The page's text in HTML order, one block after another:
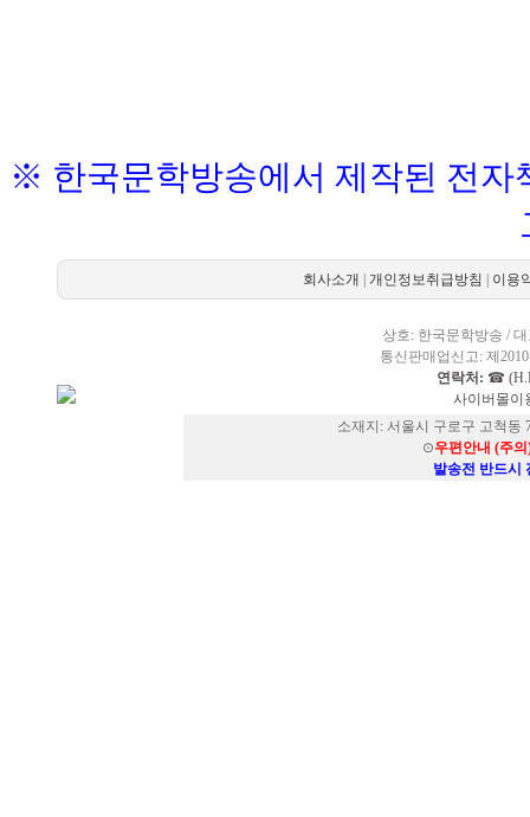
※ 한국문학방송에서 제작된 전자
회사소개 개인정보취급방침 이용
상호: 한국문학방송 /
통신판매업신고: 제
연락처: ☎
사이버몰이
소재지: 서울시 구로구 고척동
⊙우편안내 (주
발송전 반드시